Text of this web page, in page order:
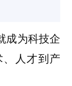
成为科技企
人才到产